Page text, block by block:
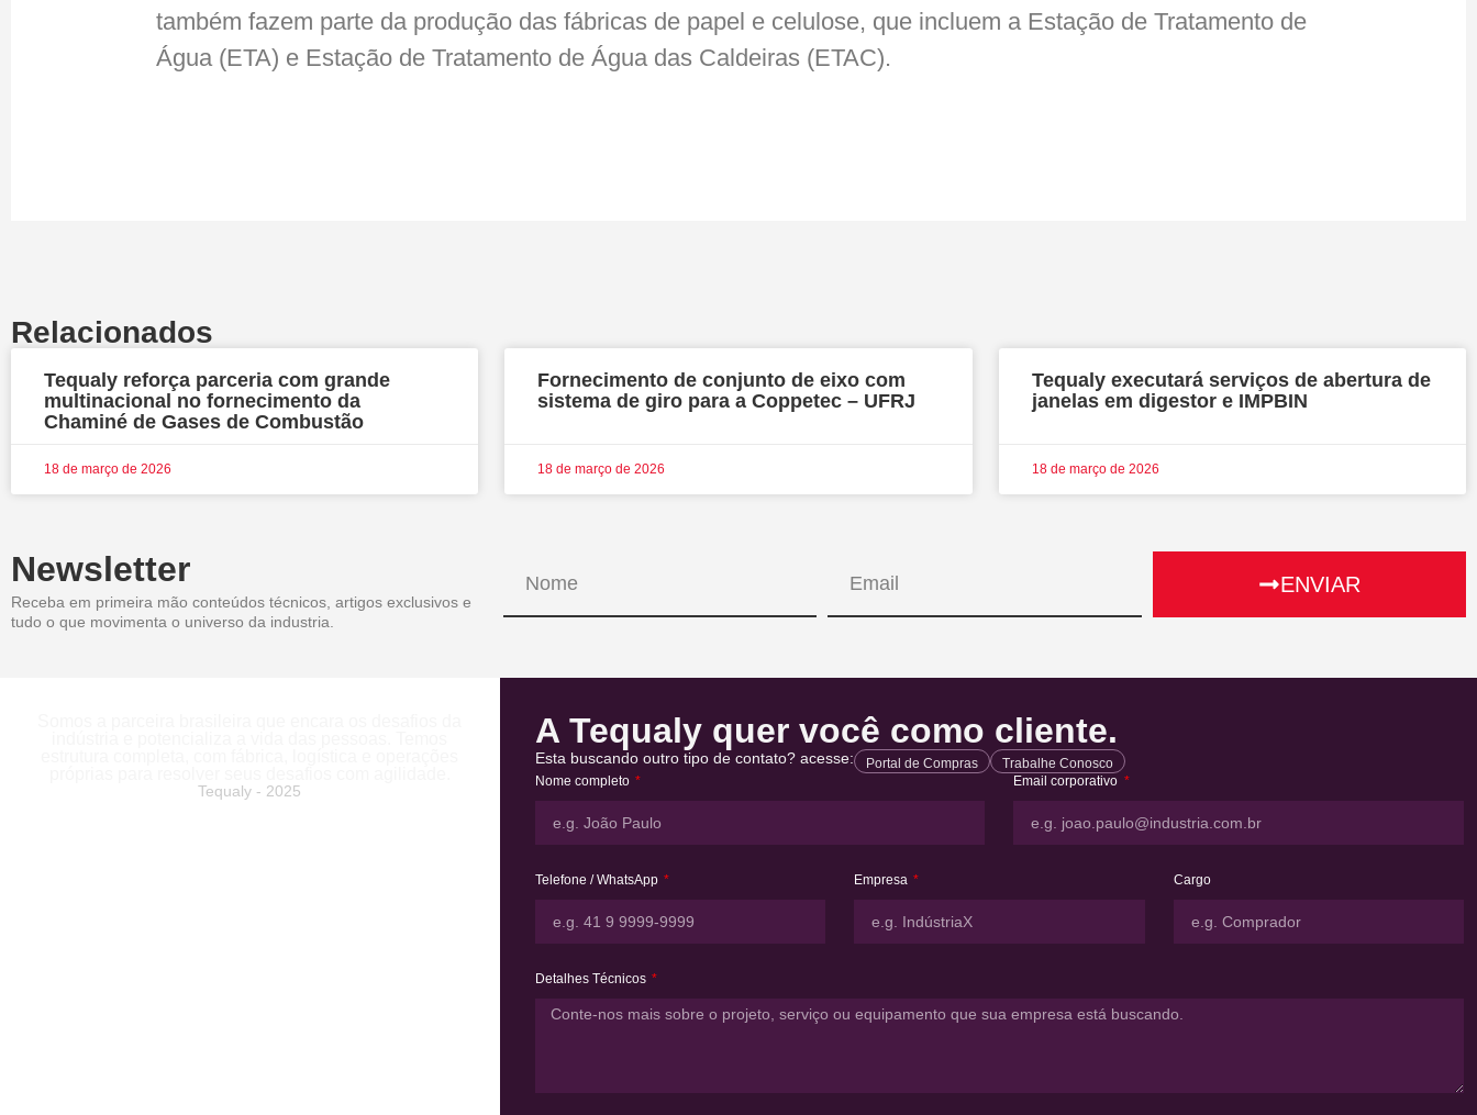
também fazem parte da produção das fábricas de papel e celulose, que incluem a Estação de Tratamento de
Água (ETA) e Estação de Tratamento de Água das Caldeiras (ETAC).
Relacionados
Tequaly reforça parceria com grande
multinacional no fornecimento da
Chaminé de Gases de Combustão
18 de março de 2026
Fornecimento de conjunto de eixo com
sistema de giro para a Coppetec – UFRJ
18 de março de 2026
Tequaly executará serviços de abertura de
janelas em digestor e IMPBIN
18 de março de 2026
Newsletter
Receba em primeira mão conteúdos técnicos, artigos exclusivos e
tudo o que movimenta o universo da industria.
ENVIAR
Tequaly - 2025
A Tequaly quer você como cliente.
Esta buscando outro tipo de contato? acesse: Portal de Compras
Trabalhe Conosco
Nome completo
Email corporativo
Telefone / WhatsApp Empresa Cargo
Detalhes Técnicos